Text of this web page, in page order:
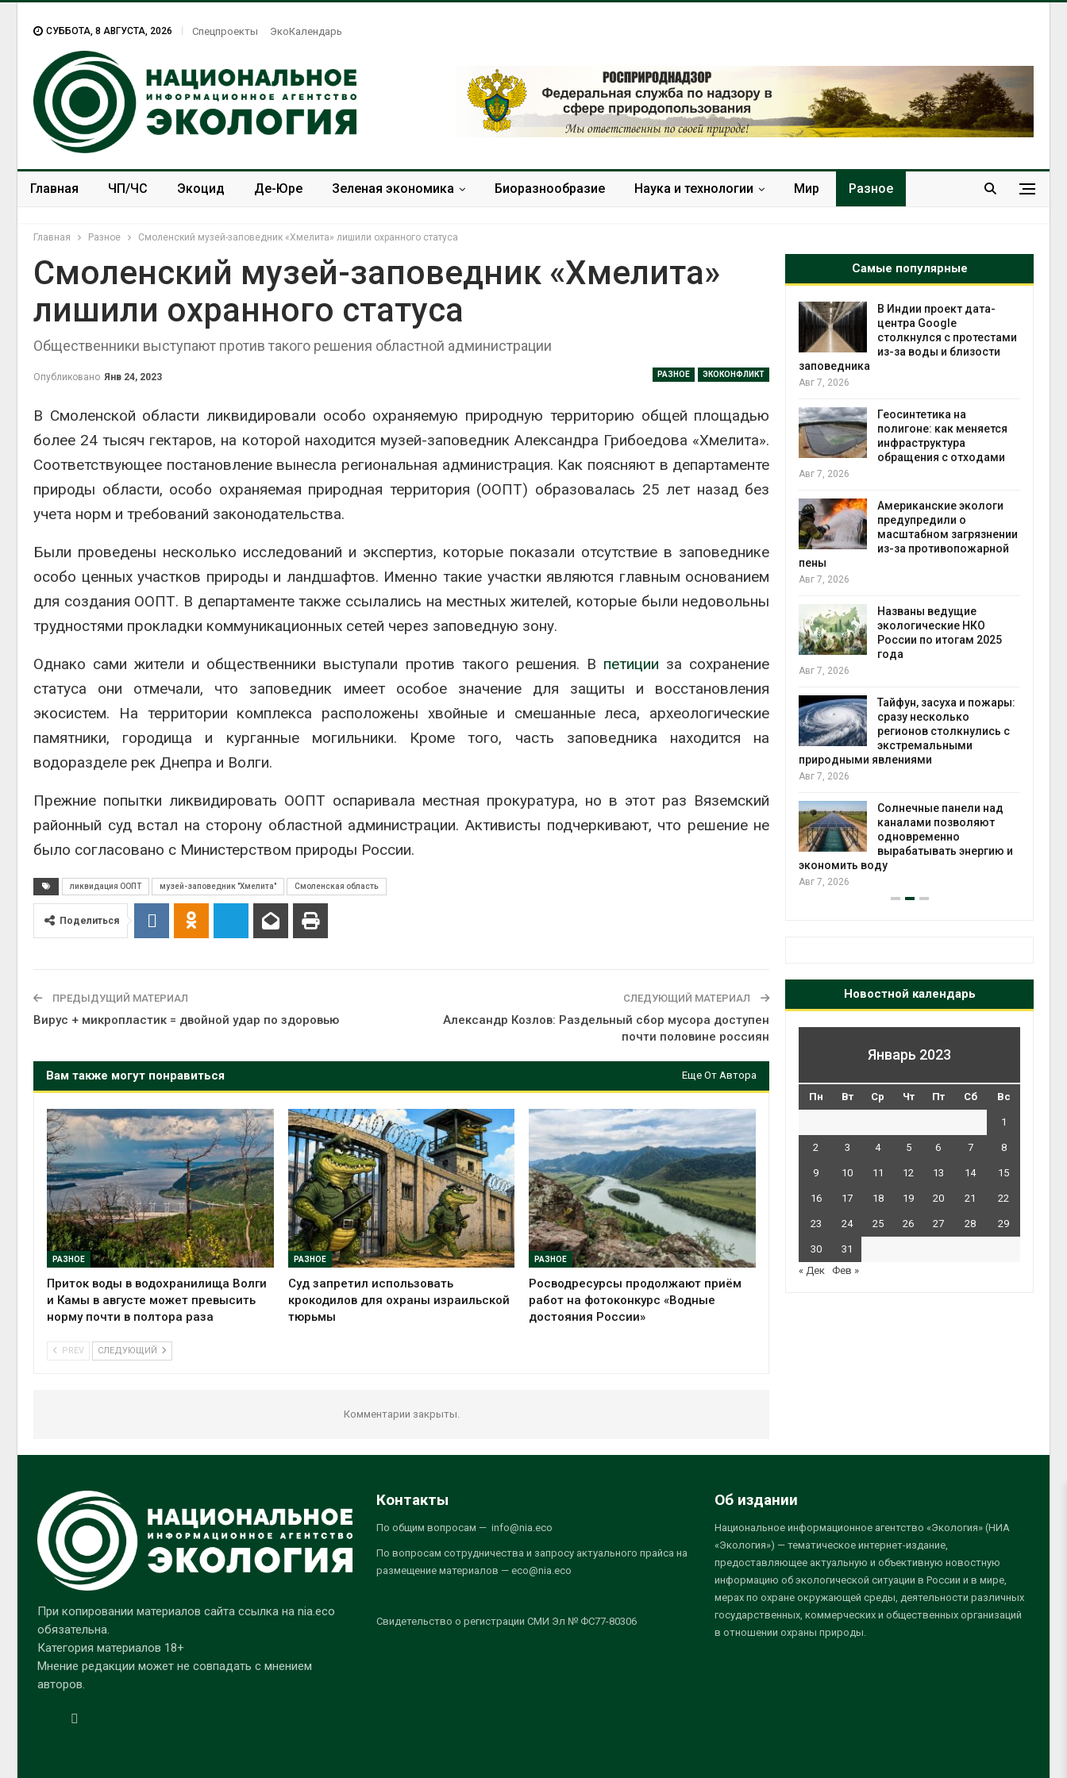
СУББОТА, 8 АВГУСТА, 2026 Спецпроекты ЭкоКалендарь
Главная ЧП/ЧС Экоцид Де-Юре Зеленая экономика Биоразнообразие Наука и технологии Мир Разное
Главная Разное Смоленский музей-заповедник «Хмелита» лишили охранного статуса
Смоленский музей-заповедник «Хмелита»
лишили охранного статуса
Общественники выступают против такого решения областной администрации
РАЗНОЕ ЭКОКОНФЛИКТ
Опубликовано Янв 24, 2023
В Смоленской области ликвидировали особо охраняемую природную территорию общей площадью
более 24 тысяч гектаров, на которой находится музей-заповедник Александра Грибоедова «Хмелита».
Соответствующее постановление вынесла региональная администрация. Как поясняют в департаменте
природы области, особо охраняемая природная территория (ООПТ) образовалась 25 лет назад без
учета норм и требований законодательства.
Были проведены несколько исследований и экспертиз, которые показали отсутствие в заповеднике
особо ценных участков природы и ландшафтов. Именно такие участки являются главным основанием
для создания ООПТ. В департаменте также ссылались на местных жителей, которые были недовольны
трудностями прокладки коммуникационных сетей через заповедную зону.
Однако сами жители и общественники выступали против такого решения. В петиции за сохранение
статуса они отмечали, что заповедник имеет особое значение для защиты и восстановления
экосистем. На территории комплекса расположены хвойные и смешанные леса, археологические
памятники, городища и курганные могильники. Кроме того, часть заповедника находится на
водоразделе рек Днепра и Волги.
Прежние попытки ликвидировать ООПТ оспаривала местная прокуратура, но в этот раз Вяземский
районный суд встал на сторону областной администрации. Активисты подчеркивают, что решение не
было согласовано с Министерством природы России.
ликвидация ООПТ музей-заповедник "Хмелита" Смоленская область
Поделиться
ПРЕДЫДУЩИЙ МАТЕРИАЛ
Вирус + микропластик = двойной удар по здоровью
СЛЕДУЮЩИЙ МАТЕРИАЛ
Александр Козлов: Раздельный сбор мусора доступен
почти половине россиян
Вам также могут понравиться Еще От Автора
РАЗНОЕ
Приток воды в водохранилища Волги
и Камы в августе может превысить
норму почти в полтора раза
РАЗНОЕ
Суд запретил использовать
крокодилов для охраны израильской
тюрьмы
РАЗНОЕ
Росводресурсы продолжают приём
работ на фотоконкурс «Водные
достояния России»
PREV СЛЕДУЮЩИЙ
Комментарии закрыты.
Самые популярные
Дождевая вода с крыш
может помочь городам
Авг 7, 2026
строительство мусорных
контейнерных площадок
Авг 7, 2026
Панамский канал вновь
Авг 6, 2026
В китайской провинции
Шэньси из-за паводков
тыс. человек
МЕГА и ВкусВилл
установили
вторсырья
Авг 6, 2026
ветра
Авг 6, 2026
водохранилища Волги и
превысить норму почти в
полтора раза
роста ущерба от пожаров
Дом из старых шин
может обходиться без
Авг 7, 2026
Камчатские северные
перед осенней миграцией
Авг 7, 2026
Нижнего Новгорода
Авг 7, 2026
В Индии проект дата-
центра Google
столкнулся с протестами
из-за воды и близости
заповедника
Авг 7, 2026
Геосинтетика на
полигоне: как меняется
инфраструктура
обращения с отходами
Авг 7, 2026
Американские экологи
предупредили о
масштабном загрязнении
из-за противопожарной
пены
Авг 7, 2026
Названы ведущие
экологические НКО
России по итогам 2025
года
Авг 7, 2026
Тайфун, засуха и пожары:
сразу несколько
регионов столкнулись с
экстремальными
природными явлениями
Авг 7, 2026
Солнечные панели над
каналами позволяют
одновременно
вырабатывать энергию и
экономить воду
Авг 7, 2026
Новостной календарь
Январь 2023
Пн Вт Ср Чт Пт Сб Вс
1
2 3 4 5 6 7 8
9 10 11 12 13 14 15
16 17 18 19 20 21 22
23 24 25 26 27 28 29
30
31
« Дек
Фев »
При копировании материалов сайта ссылка на nia.eco
обязательна.
Категория материалов 18+
Мнение редакции может не совпадать с мнением
авторов.
Контакты
По общим вопросам — info@nia.eco
По вопросам сотрудничества и запросу актуального прайса на
размещение материалов — eco@nia.eco
Свидетельство о регистрации СМИ Эл № ФС77-80306
Об издании
Национальное информационное агентство «Экология» (НИА
«Экология») — тематическое интернет-издание,
предоставляющее актуальную и объективную новостную
информацию об экологической ситуации в России и в мире,
мерах по охране окружающей среды, деятельности различных
государственных, коммерческих и общественных организаций
в отношении охраны природы.